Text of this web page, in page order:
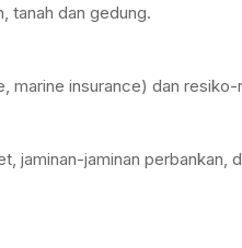
tanah dan gedung.
marine insurance) dan
jaminan-jaminan perbankan,